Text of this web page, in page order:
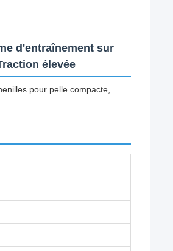
d'entraînement sur
élevée
pour pelle compacte,